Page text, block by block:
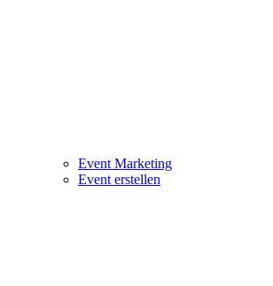
Event Marketing
Event erstellen